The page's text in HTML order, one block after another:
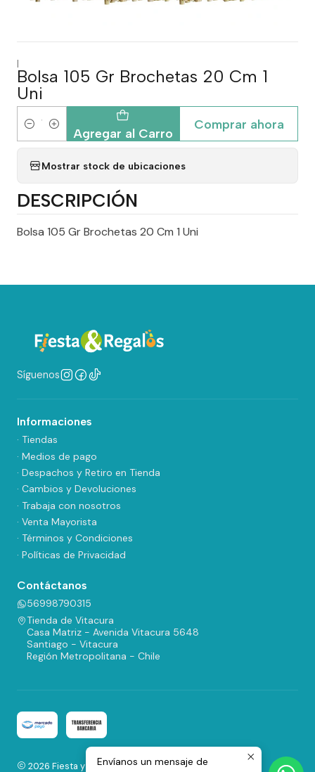
|
Bolsa 105 Gr Brochetas 20 Cm 1
Uni
Cantidad Agregar al Carro
Comprar ahora
Mostrar stock de ubicaciones
DESCRIPCIÓN
Bolsa 105 Gr Brochetas 20 Cm 1 Uni
Síguenos
Informaciones
· Tiendas
· Medios de pago
· Despachos y Retiro en Tienda
· Cambios y Devoluciones
· Trabaja con nosotros
· Venta Mayorista
· Términos y Condiciones
· Políticas de Privacidad
Contáctanos
56998790315
Tienda de Vitacura
Casa Matriz - Avenida Vitacura 5648
Santiago - Vitacura
Región Metropolitana - Chile
2026 Fiesta y Regalos.Envíanos un mensaje de